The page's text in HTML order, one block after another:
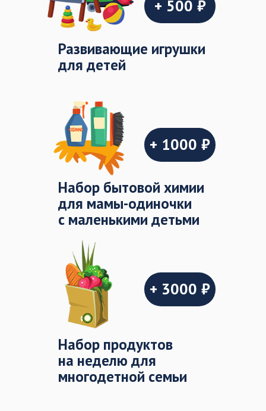
Развивающие игрушки
для детей
Набор бытовой химии
для мамы-одиночки
с маленькими детьми
Набор продуктов
на неделю для
многодетной семьи
+ 3000 ₽
+ 1000 ₽
+ 500 ₽